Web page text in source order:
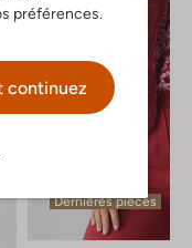
préférences.
continuez
Dernières pièces